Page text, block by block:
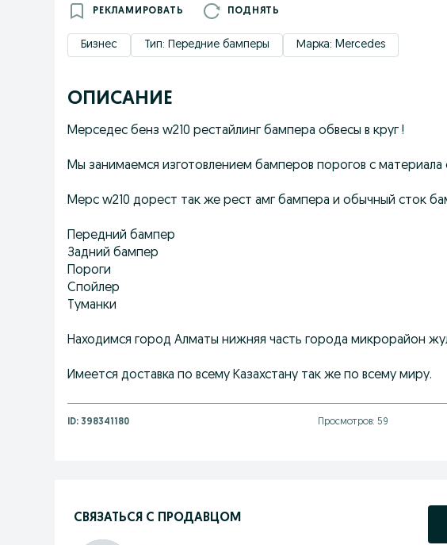
РЕКЛАМИРОВАТЬ ПОДНЯТЬ
Бизнес Тип: Передние бамперы Марка: Mercedes
ОПИСАНИЕ
Мерседес бенз w210 рестайлинг бампера обвесы в круг !
Мы занимаемся изготовлением бамперов порогов с материала
Мерс w210 дорест так же рест амг бампера и обычный сток
Передний бампер
Задний бампер
Пороги
Спойлер
Туманки
Находимся город Алматы нижняя часть города микрорайон
Имеется доставка по всему Казахстану так же по всему миру.
ID: 398341180 Просмотров: 59
СВЯЗАТЬСЯ С ПРОДАВЦОМ